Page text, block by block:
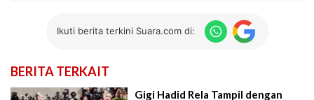
Ikuti berita terkini Suara.com di:
BERITA TERKAIT
Gigi Hadid Rela Tampil dengan